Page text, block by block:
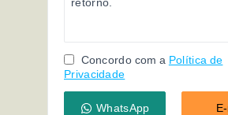
Concordo com a Política de
Privacidade
WhatsApp